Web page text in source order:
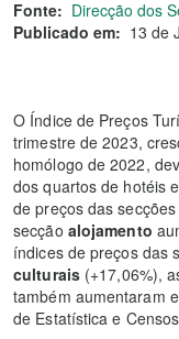
Fonte: Direcção dos
Publicado em: 13 de
O Índice de Preços
trimestre de 2023,
homólogo de 2022,
dos quartos de hotéis
de preços das
secção alojamento
índices de preços das
culturais(+17,06%),
também aumentaram
de Estatística e